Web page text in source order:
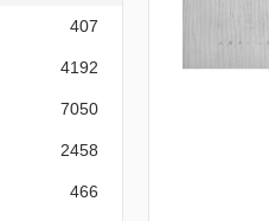
407
4192
7050
2458
466